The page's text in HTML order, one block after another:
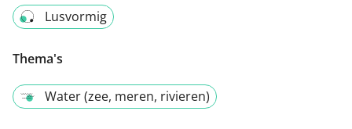
Lusvormig
Thema's
Water (zee, meren, rivieren)